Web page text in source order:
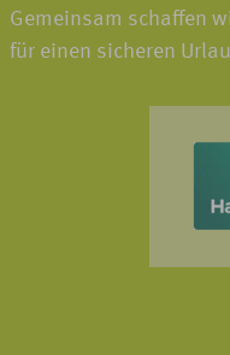
Gemeinsam schaffen
für einen sicheren